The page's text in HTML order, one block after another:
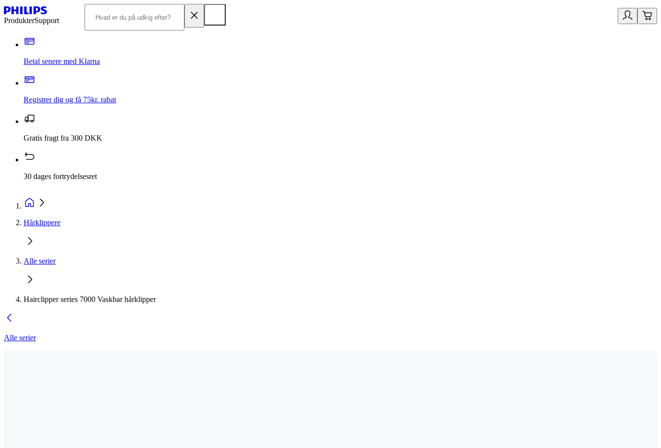
ProdukterSupport
Betal senere med Klarna
Registrer dig og få 75kr. rabat
Gratis fragt fra 300 DKK
30 dages fortrydelsesret
Hårklippere
Alle serier
Hairclipper series 7000 Vaskbar hårklipper
Alle serier